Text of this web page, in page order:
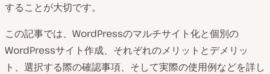
することが大切です。
この記事では、WordPressのマルチサイト化と個別の
WordPressサイト作成、それぞれのメリットとデメリッ
ト、選択する際の確認事項、そして実際の使用例などを詳し